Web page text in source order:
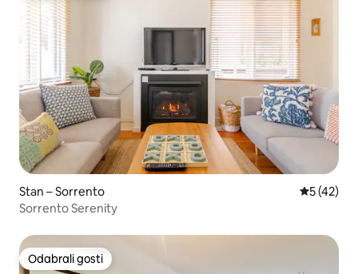
Stan – Sorrento Prosječna
5 (42)
Sorrento Serenity
Odabrali gosti
Odabrali gosti